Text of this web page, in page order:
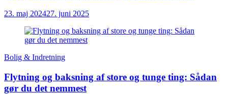
23. maj 202427. juni 2025
Bolig & Indretning
Flytning og baksning af store og tunge ting: Sådan
gør du det nemmest